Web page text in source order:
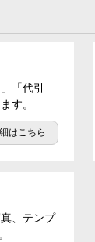
「代引
す。
はこちら
、テンプ